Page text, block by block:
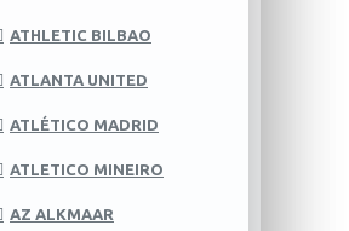
ATHLETIC BILBAO
ATLANTA UNITED
ATLÉTICO MADRID
ATLETICO MINEIRO
AZ ALKMAAR